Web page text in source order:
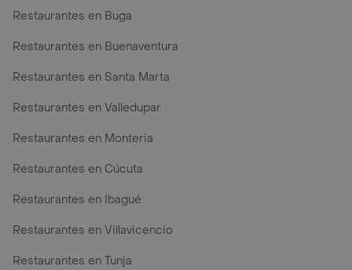
Restaurantes en Buga
Restaurantes en Buenaventura
Restaurantes en Santa Marta
Restaurantes en Valledupar
Restaurantes en Monteria
Restaurantes en Cúcuta
Restaurantes en Ibagué
Restaurantes en Villavicencio
Restaurantes en Tunja